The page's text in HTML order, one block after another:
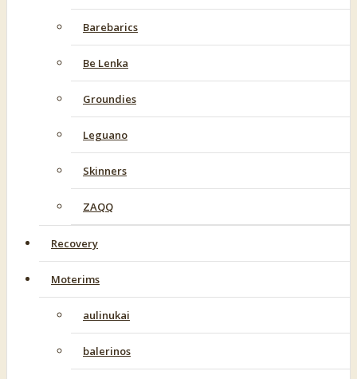
Barebarics
Be Lenka
Groundies
Leguano
Skinners
ZAQQ
Recovery
Moterims
aulinukai
balerinos